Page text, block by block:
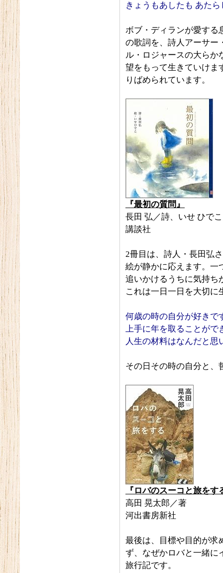
きょうもあしたも あた
ボブ・ディランが愛する
の歌詞を、詩人アーサー
ル・ロジャースの大らか
望をもって生きていけま
りばめられています。
『最初の質問』
長田 弘／詩、いせ ひで
講談社
2冊目は、詩人・長田弘
絵が静かに応えます。一
追いかけるうちに気持ち
これは一日一日を大切に
何歳の時の自分が好きで
上手に年を取ることがで
人生の材料はなんだと思
その日その時の自分と、
『ロバのスーコと旅をす
高田 晃太郎／著
河出書房新社
最後は、目標や目的が求
ず、なぜかロバと一緒に
旅行記です。